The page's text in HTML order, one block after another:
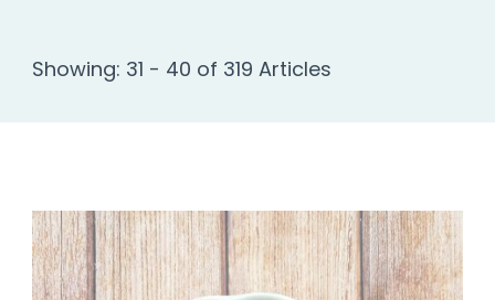
Showing: 31 - 40 of 319 Articles